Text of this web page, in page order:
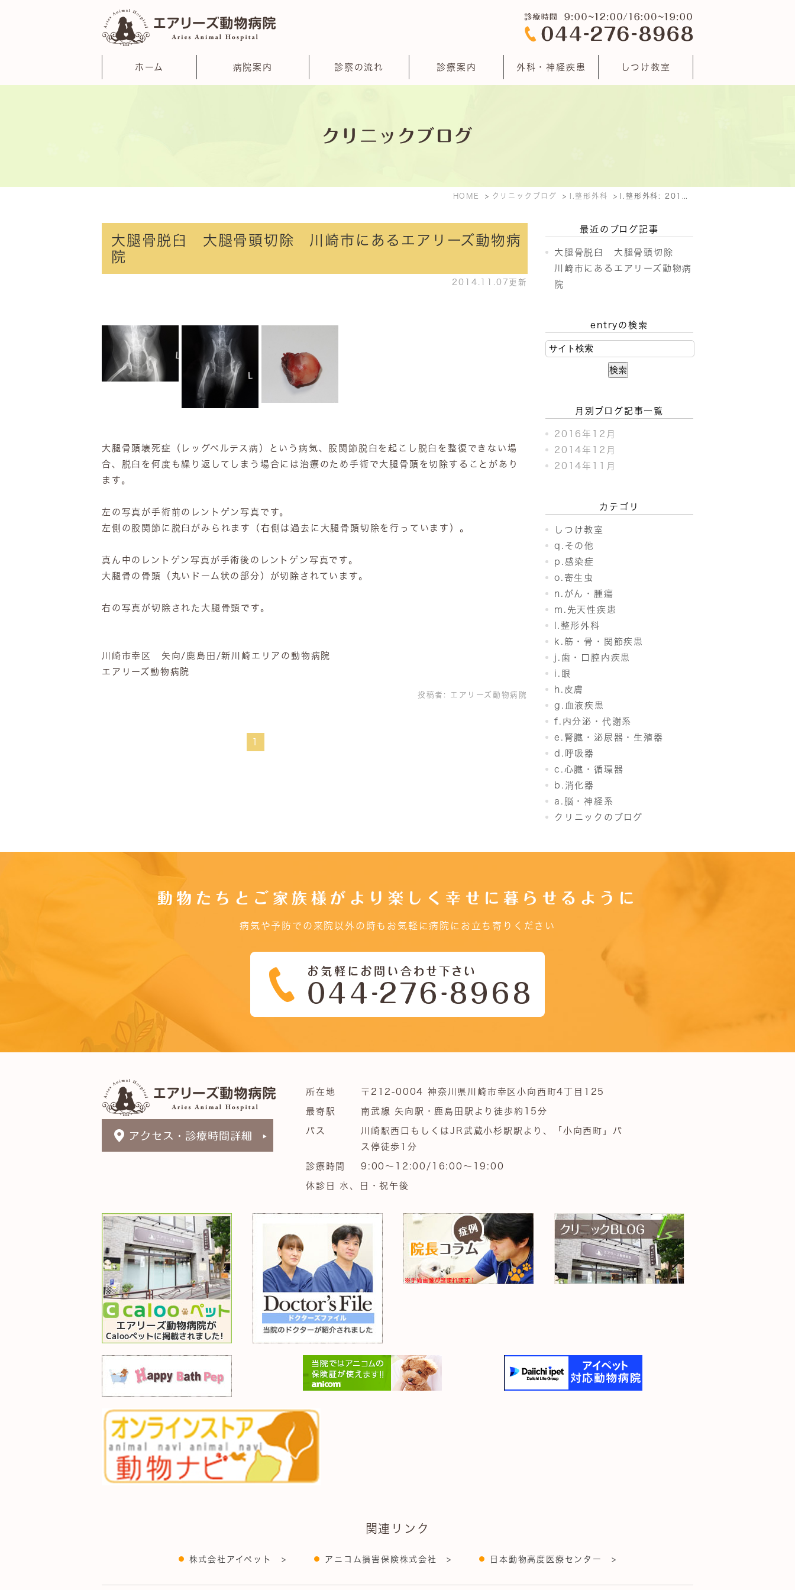
ホーム 病院案内 診察の流れ 診療案内 外科・神経疾患 しつけ教室
クリニックブログ
HOME クリニックブログ l.整形外科
大腿骨脱臼 大腿骨頭切除 川崎市にあるエアリーズ動物病
院
2014.11.07更新
大腿骨頭壊死症（レッグペルテス病）という病気、股関節脱臼を起こし脱臼を整復できない場
合、脱臼を何度も繰り返してしまう場合には治療のため手術で大腿骨頭を切除することがあり
ます。
左の写真が手術前のレントゲン写真です。
左側の股関節に脱臼がみられます（右側は過去に大腿骨頭切除を行っています）。
真ん中のレントゲン写真が手術後のレントゲン写真です。
大腿骨の骨頭（丸いドーム状の部分）が切除されています。
右の写真が切除された大腿骨頭です。
川崎市幸区 矢向/鹿島田/新川崎エリアの動物病院
エアリーズ動物病院
投稿者: エアリーズ動物病院
最近のブログ記事
大腿骨脱臼 大腿骨頭切除
川崎市にあるエアリーズ動物病
院
entryの検索
月別ブログ記事一覧
2016年12月
2014年12月
2014年11月
カテゴリ
しつけ教室
q.その他
p.感染症
o.寄生虫
n.がん・腫瘍
m.先天性疾患
l.整形外科
k.筋・骨・関節疾患
j.歯・口腔内疾患
i.眼
h.皮膚
g.血液疾患
f.内分泌・代謝系
e.腎臓・泌尿器・生殖器
d.呼吸器
c.心臓・循環器
b.消化器
a.脳・神経系
クリニックのブログ
動物たちとご家族様がより楽しく幸せに暮らせるように
病気や予防での来院以外の時もお気軽に病院にお立ち寄りください
所在地 〒212-0004 神奈川県川崎市幸区小向西町4丁目125
最寄駅 南武線 矢向駅・鹿島田駅より徒歩約15分
バス
川崎駅西口もしくはJR武蔵小杉駅駅より、「小向西町」バ
ス停徒歩1分
診療時間 9:00～12:00/16:00～19:00
休診日 水、日・祝午後
関連リンク
株式会社アイペット > アニコム損害保険株式会社 > 日本動物高度医療センター >